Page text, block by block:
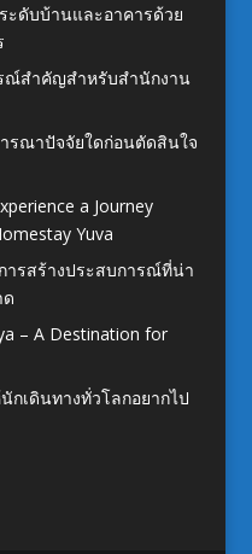
ะดับบ้านและอาคารด้วย
ณ์สำคัญสำหรับสำนักงาน
รณาปัจจัยใดก่อนตัดสินใจ
a Journey
Yuva
ารสร้างประสบการณ์ที่น่า
– A Destination for
กเดินทางทั่วโลกอยากไป